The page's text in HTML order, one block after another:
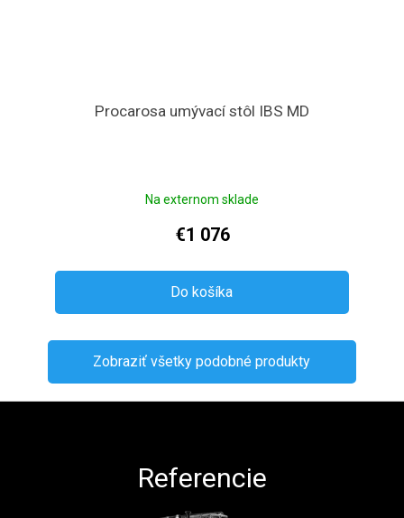
Procarosa umývací stôl IBS MD
Na externom sklade
€1 076
Do košíka
Zobraziť všetky podobné produkty
Referencie